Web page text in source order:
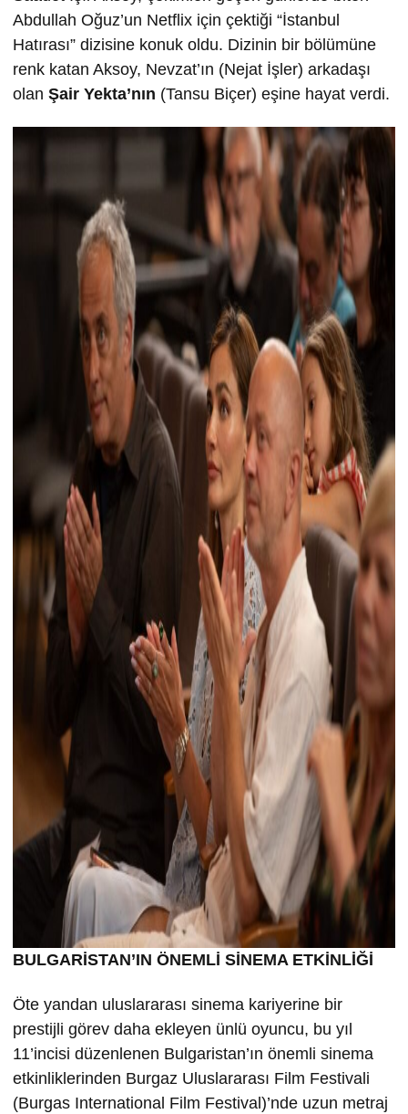
Abdullah Oğuz’un Netflix için çektiği “İstanbul
Hatırası” dizisine konuk oldu. Dizinin bir bölümüne
renk katan Aksoy, Nevzat’ın (Nejat İşler) arkadaşı
olan Şair Yekta’nın (Tansu Biçer) eşine hayat verdi.
BULGARİSTAN’IN ÖNEMLİ SİNEMA ETKİNLİĞİ
Öte yandan uluslararası sinema kariyerine bir
prestijli görev daha ekleyen ünlü oyuncu, bu yıl
11’incisi düzenlenen Bulgaristan’ın önemli sinema
etkinliklerinden Burgaz Uluslararası Film Festivali
(Burgas International Film Festival)’nde uzun metraj